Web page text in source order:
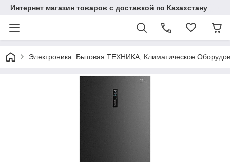
Интернет магазин товаров с доставкой по Казахстану
Электроника. Бытовая ТЕХНИКА, Климатическое